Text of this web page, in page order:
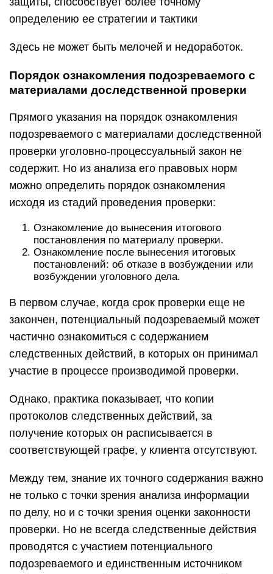
определению ее стратегии и тактики
Здесь не может быть мелочей и недоработок.
Порядок ознакомления подозреваемого с
материалами доследственной проверки
Прямого указания на порядок ознакомления
подозреваемого с материалами доследственной
проверки уголовно-процессуальный закон не
содержит. Но из анализа его правовых норм
можно определить порядок ознакомления
исходя из стадий проведения проверки:
Ознакомление до вынесения итогового
постановления по материалу проверки.
Ознакомление после вынесения итоговых
постановлений: об отказе в возбуждении или
возбуждении уголовного дела.
В первом случае, когда срок проверки еще не
закончен, потенциальный подозреваемый может
частично ознакомиться с содержанием
следственных действий, в которых он принимал
участие в процессе производимой проверки.
Однако, практика показывает, что копии
протоколов следственных действий, за
получение которых он расписывается в
соответствующей графе, у клиента отсутствуют.
Между тем, знание их точного содержания важно
не только с точки зрения анализа информации
по делу, но и с точки зрения оценки законности
проверки. Но не всегда следственные действия
проводятся с участием потенциального
подозреваемого и единственным источником